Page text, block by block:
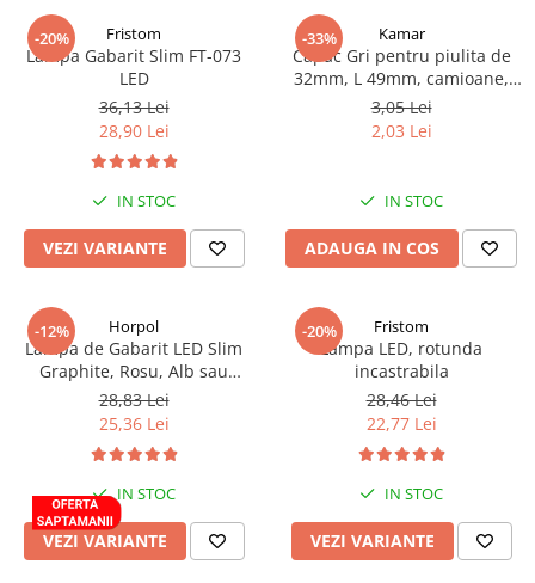
TGX
Mercedes Actros
Mercedes Actros MP2
Mercedes Actros MP3
Mercedes Actros MP4, MP5
Mercedes Actros MP6
Mercedes Arocs
RENAULT
Magnum
Premium
T Line
Scania
Scania R S G P Next Generation
Scania RPG
Volvo Aero
Volvo FH 2 Euro 4
Volvo FH 3 Euro 5
-20% Fristom
Lampa Gabarit Slim FT-073
LED
36,13 Lei
28,90 Lei
IN STOC
VEZI VARIANTE
-33% Kamar
Capac Gri pentru piulita de
32mm, L 49mm, camioane,
semiremorci
3,05 Lei
2,03 Lei
IN STOC
ADAUGA IN COS
-12% Horpol
Lampa de Gabarit LED Slim
Graphite, Rosu, Alb sau
Portocaliu,12/24V, IP68, 8.42 x
27.7 x 1.1cm, suprafate plane
28,83 Lei
25,36 Lei
IN STOC
VEZI VARIANTE
-20% Fristom
Lampa LED, rotunda
incastrabila
28,46 Lei
22,77 Lei
IN STOC
VEZI VARIANTE